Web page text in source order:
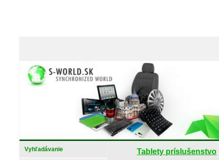
Vyhľadávanie Tablety príslušenstvo